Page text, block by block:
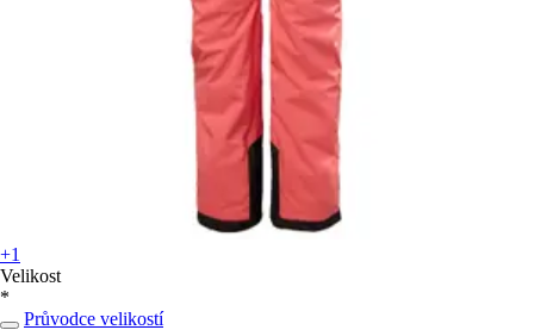
+1
Velikost
*
Průvodce velikostí